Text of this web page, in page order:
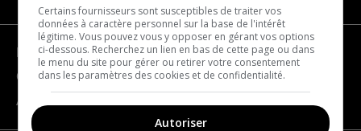
Become a partner
Contact us
About us
Certains fournisseurs sont susceptibles de traiter vos
données à caractère personnel sur la base de l'intérêt
légitime. Vous pouvez vous y opposer en gérant vos options
ci-dessous. Recherchez un lien en bas de cette page ou dans
le menu du site pour gérer ou retirer votre consentement
dans les paramètres des cookies et de confidentialité.
Autoriser